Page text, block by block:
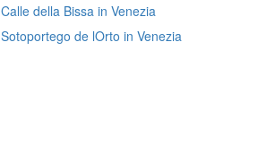
Calle della Bissa in Venezia
Sotoportego de lOrto in Venezia